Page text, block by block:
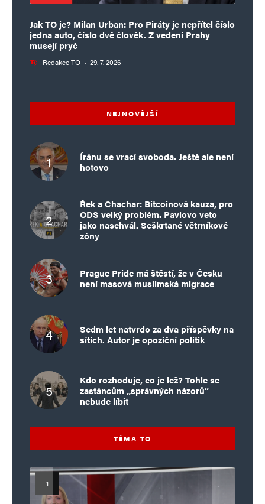
Jak TO je? Milan Urban: Pro Piráty je nepřítel číslo
jedna auto, číslo dvě člověk. Z vedení Prahy
musejí pryč
Redakce TO · 29. 7. 2026
NEJNOVĚJŠÍ
Íránu se vrací svoboda. Ještě ale není
hotovo
Řek a Chachar: Bitcoinová kauza, pro
ODS velký problém. Pavlovo veto
jako naschvál. Seškrtané větrníkové
zóny
Prague Pride má štěstí, že v Česku
není masová muslimská migrace
Sedm let natvrdo za dva příspěvky na
sítích. Autor je opoziční politik
Kdo rozhoduje, co je lež? Tohle se
zastáncům „správných názorů“
nebude líbit
TÉMA TO